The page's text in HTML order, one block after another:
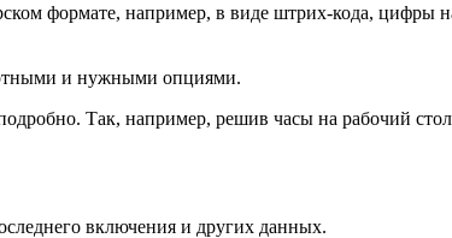
формате, например, в виде штрих-кода, цифры
и нужными опциями.
Так, например, решив часы на рабочий
включения и других данных.